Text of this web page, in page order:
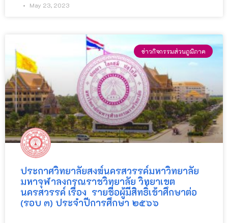
May 23, 2023
ข่าวกิจกรรมส่วนภูมิภาค
ประกาศวิทยาลัยสงฆ์นครสวรรค์มหาวิทยาลัย
มหาจุฬาลงกรณราชวิทยาลัย วิทยาเขต
นครสวรรค์ เรื่อง รายชื่อผู้มีสิทธิ์เข้าศึกษาต่อ
(รอบ ๓) ประจำปีการศึกษา ๒๕๖๖